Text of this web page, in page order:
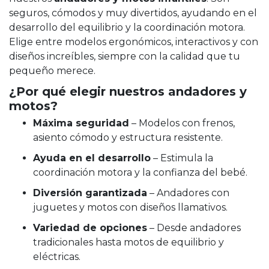
seguros, cómodos y muy divertidos, ayudando en el
desarrollo del equilibrio y la coordinación motora.
Elige entre modelos ergonómicos, interactivos y con
diseños increíbles, siempre con la calidad que tu
pequeño merece.
¿Por qué elegir nuestros andadores y
motos?
Máxima seguridad – Modelos con frenos,
asiento cómodo y estructura resistente.
Ayuda en el desarrollo – Estimula la
coordinación motora y la confianza del bebé.
Diversión garantizada – Andadores con
juguetes y motos con diseños llamativos.
Variedad de opciones – Desde andadores
tradicionales hasta motos de equilibrio y
eléctricas.